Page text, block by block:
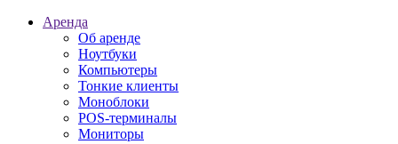
Аренда
Об аренде
Ноутбуки
Компьютеры
Тонкие клиенты
Моноблоки
POS-терминалы
Мониторы